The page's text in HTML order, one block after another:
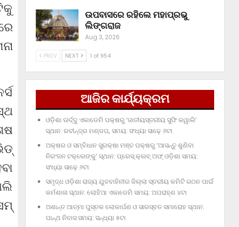
ଉପବାସରେ ରହିଲେ ମହାପ୍ରଭୁ
ଲିଙ୍ଗରାଜ
Aug 3, 2026
PREV NEXT 1 of 954
ଆଜିର କାର୍ଯ୍ୟକ୍ରମ
ଓଡ଼ିଶା ଊର୍ଦ୍ଦୁ ଏକାଡେମି ପକ୍ଷରୁ ‘ଜାତୀୟସ୍ତରୀୟ ସୁଫି କୱାଲି’
ସ୍ଥାନ: ରବୀନ୍ଦ୍ର ମଣ୍ଡପ, ସମୟ: ସଂଧ୍ୟା ସାଢ଼େ ୬ଟା
ଅକ୍ଷର ଓ ସମ୍ବିଧାନ ସୁରକ୍ଷା ମଞ୍ଚ ପକ୍ଷରୁ ‘ଆସନ୍ତୁ ଶୁଣିବା
ନିରଂଜନ ଟକ୍‌ଲେଙ୍କୁ’ ସ୍ଥାନ: ପ୍ରେସ୍‌ କ୍ଲବ୍‌ ଅଫ୍‌ ଓଡ଼ିଶା ସମୟ:
ସଂଧ୍ୟା ସାଢ଼େ ୬ଟା
ସମୃଦ୍ଧ ଓଡ଼ିଶା ରାଜ୍ୟ ଯୁବବାହିନୀର ଜିଲ୍ଲା ସ୍ତରୀୟ କମିଟି ଗଠନ ପାଇଁ
କର୍ମଶାଳା ସ୍ଥାନ: ଲୋହିଆ ଏକାଡେମି ସମୟ: ଅପରାହ୍‌ଣ ୪ଟା
ଅଶାନ୍ତ ଆତ୍ମା ପୁସ୍ତକ ଲୋକାର୍ପଣ ଓ ସାରସ୍ବତ ସମାରୋହ ସ୍ଥାନ:
ପାନ୍ଥ ନିବାସ ସମୟ: ସନ୍ଧ୍ୟା ୫ଟା